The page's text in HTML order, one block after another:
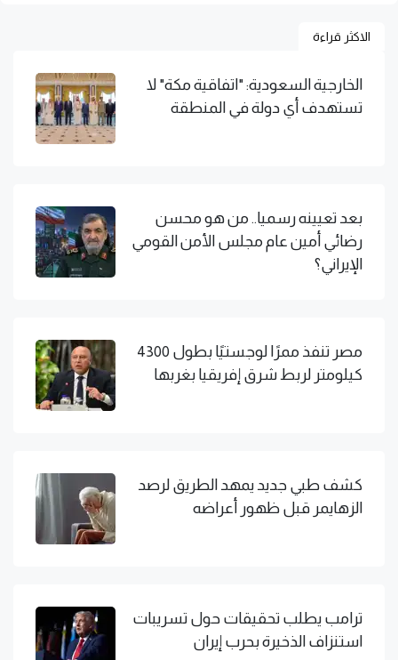
الاكثر قراءة
الخارجية السعودية: "اتفاقية مكة" لا
تستهدف أي دولة في المنطقة
بعد تعيينه رسميا.. من هو محسن
رضائي أمين عام مجلس الأمن القومي
الإيراني؟
مصر تنفذ ممرًا لوجستيًا بطول 4300
كيلومتر لربط شرق إفريقيا بغربها
كشف طبي جديد يمهد الطريق لرصد
الزهايمر قبل ظهور أعراضه
ترامب يطلب تحقيقات حول تسريبات
استنزاف الذخيرة بحرب إيران